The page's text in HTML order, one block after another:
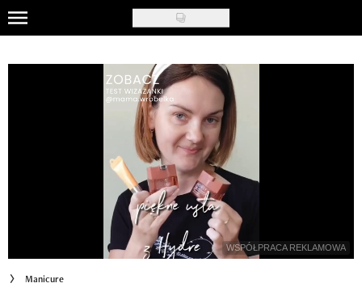
Skip
to
main
WSPÓŁPRACA REKLAMOWA
Manicure